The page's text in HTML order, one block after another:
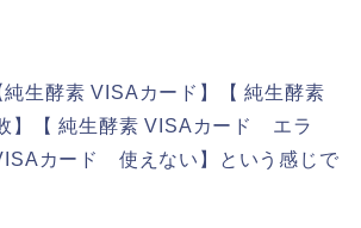
純生酵素 VISAカード】【 純生酵素
】【 純生酵素 VISAカード エラ
カード 使えない】という感じで